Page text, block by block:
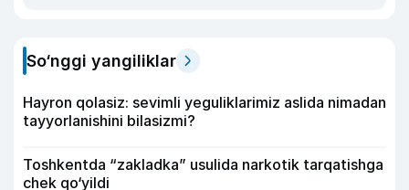
So‘nggi yangiliklar
Hayron qolasiz: sevimli yeguliklarimiz aslida nimadan
tayyorlanishini bilasizmi?
Toshkentda “zakladka” usulida narkotik tarqatishga
chek qo‘yildi